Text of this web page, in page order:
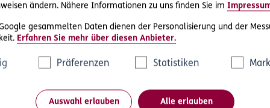
ändern. Nähere Informationen zu uns finden Sie im
gesammelten Daten dienen der Personalisierung und der
Erfahren Sie mehr über diesen Anbieter.
Präferenzen Statistiken
Auswahl erlauben Alle erlauben
Sie benötigen ein Schreiben an die
außergerichtliche Lösung an
Rechtsschutzfall melden